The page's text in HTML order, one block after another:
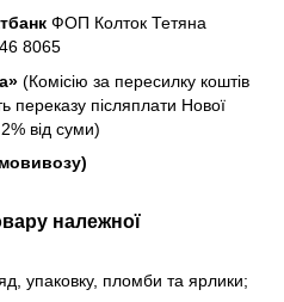
ФОП Колток Тетяна
8065
(Комісію за пересилку коштів
переказу післяплати Нової
від суми)
належної
упаковку, пломби та ярлики;